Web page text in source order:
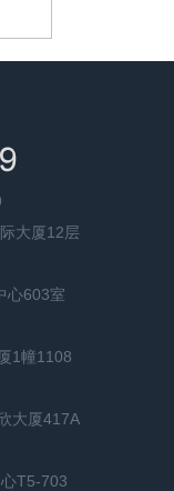
大厦12层
心603室
1幢1108
大厦417A
T5-703